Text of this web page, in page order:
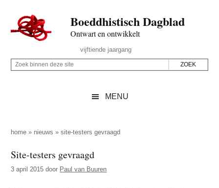
naar
de
inhoud
secondary
naar
de
sidebar
naar
de
Boeddhistisch Dagblad
Ontwart en ontwikkelt
Rechts
vijftiende jaargang
Z
p
e
z
Z
i
n
e
MENU
home » nieuws »site-testers gevraagd
Site-testers gevraagd
3 april 2015 door Paul van Buuren